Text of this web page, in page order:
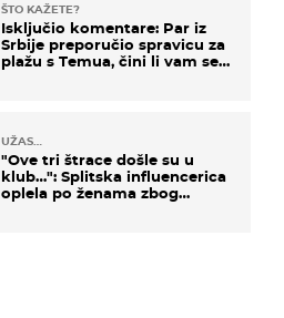
ŠTO KAŽETE?
Isključio komentare: Par iz
Srbije preporučio spravicu za
plažu s Temua, čini li vam se
UŽAS…
"Ove tri štrace došle su u
klub…": Splitska influencerica
oplela po ženama zbog